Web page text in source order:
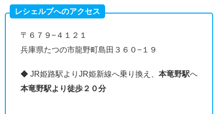
レシェルブへのアクセス
〒６７９−４１２１
兵庫県たつの市龍野町島田３６０−１９
◆ JR姫路駅よりJR姫新線へ乗り換え、 本竜野駅へ
本竜野駅より徒歩２０分